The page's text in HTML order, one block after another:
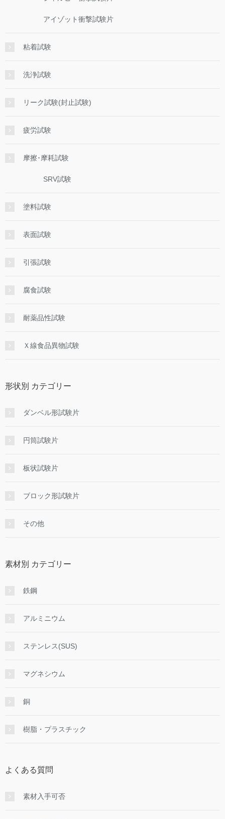
アイゾット衝撃試験片
粘着試験
洗浄試験
リーク試験(封止試験)
疲労試験
摩擦･摩耗試験
SRV試験
塗料試験
表面試験
引張試験
腐食試験
耐薬品性試験
Ｘ線食品異物試験
形状別 カテゴリー
ダンベル形試験片
円筒試験片
板状試験片
ブロック形試験片
その他
素材別 カテゴリー
鉄鋼
アルミニウム
ステンレス(SUS)
マグネシウム
銅
樹脂・プラスチック
よくある質問
素材入手可否